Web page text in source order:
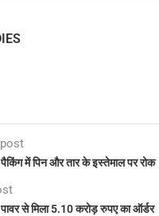
में पिन और तार के इस्तेमाल पर रोक
से मिला 5.10 करोड़ रुपए का ऑर्डर